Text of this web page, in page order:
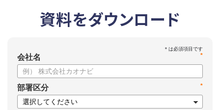
資料をダウンロード
*
会社名
*
部署区分